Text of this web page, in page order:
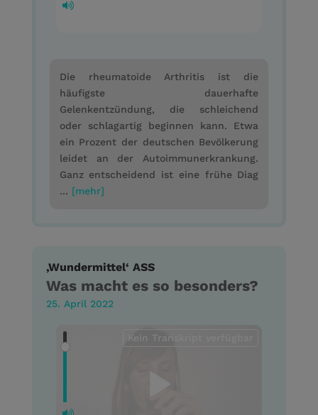
Die rheumatoide Arthritis ist die
häufigste dauerhafte
Gelenkentzündung, die schleichend
oder schlagartig beginnen kann. Etwa
ein Prozent der deutschen Bevölkerung
leidet an der Autoimmunerkrankung.
Ganz entscheidend ist eine frühe Diag
... [mehr]
‚Wundermittel‘ ASS
Was macht es so besonders?
25. April 2022
Kein Transkript verfügbar